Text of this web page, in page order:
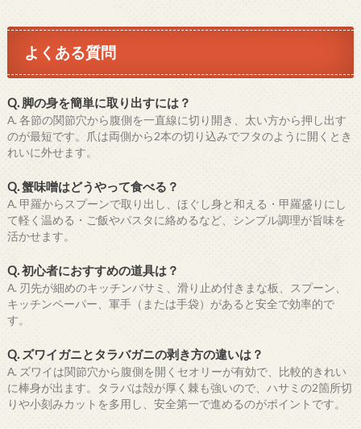
よくある質問
Q. 脚の身を簡単に取り出すには？
A. 各節の関節穴から腹側を一直線に切り開き、太い方から押し出す
のが最短です。爪は両側から2本の切り込みでフタのように開くとき
れいに外せます。
Q. 蟹味噌はどうやって食べる？
A. 甲羅からスプーンで取り出し、ほぐし身と和える・甲羅盛りにし
て軽く温める・ご飯やパスタに絡めるなど、シンプル調理が旨味を
活かせます。
Q. 初心者におすすめの道具は？
A. 刃先が細めのキッチンバサミ、滑り止め付きまな板、スプーン、
キッチンペーパー、軍手（または手袋）があると安全で効率的で
す。
Q. ズワイガニとタラバガニの剥き方の違いは？
A. ズワイは関節穴から腹側を開くセオリーが有効で、比較的きれい
に棒身が出ます。タラバは殻が厚く棘も強いので、ハサミの2箇所切
りや小刻みカットを多用し、安全第一で進めるのがポイントです。